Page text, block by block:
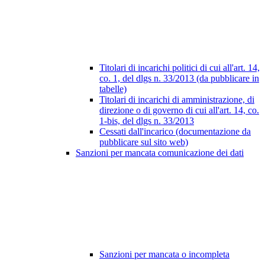
Titolari di incarichi politici di cui all'art. 14,
co. 1, del dlgs n. 33/2013 (da pubblicare in
tabelle)
Titolari di incarichi di amministrazione, di
direzione o di governo di cui all'art. 14, co.
1-bis, del dlgs n. 33/2013
Cessati dall'incarico (documentazione da
pubblicare sul sito web)
Sanzioni per mancata comunicazione dei dati
Sanzioni per mancata o incompleta